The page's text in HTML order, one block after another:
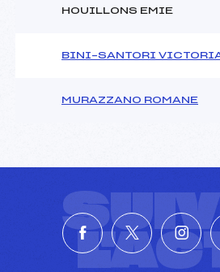
HOUILLONS EMIE
BINI–SANTORI
MURAZZANO ROMANE